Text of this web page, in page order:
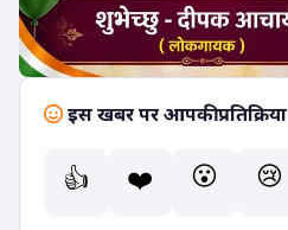
इस खबर पर आपकी प्रतिक्रिया
👍 ❤️ 😮 😢